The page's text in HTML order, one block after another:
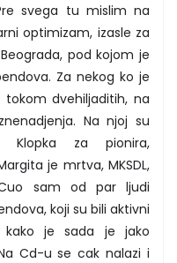
svega tu mislim na
optimizam, izasle za
pod kojom je
Za nekog ko je
dvehiljaditih, na
Na njoj su
Klopka za pionira,
je mrtva, MKSDL,
sam od par ljudi
koji su bili aktivni
je sada je jako
Cd-u se cak nalazi i